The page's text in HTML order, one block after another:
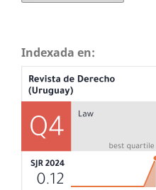
Indexada en: